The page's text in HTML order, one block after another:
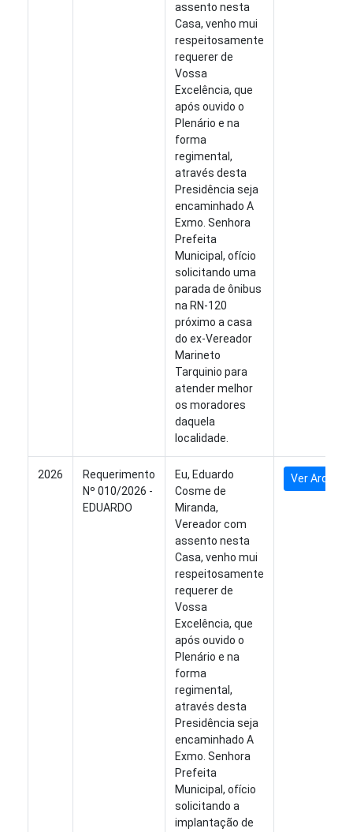
assento nesta
Casa, venho mui
respeitosamente
requerer de
Vossa
Excelência, que
após ouvido o
Plenário e na
forma
regimental,
através desta
Presidência seja
encaminhado A
Exmo. Senhora
Prefeita
Municipal, ofício
solicitando uma
parada de ônibus
na RN-120
próximo a casa
do ex-Vereador
Marineto
Tarquinio para
atender melhor
os moradores
daquela
localidade.
2026
Requerimento
Nº 010/2026 -
EDUARDO
Eu, Eduardo
Cosme de
Miranda,
Vereador com
assento nesta
Casa, venho mui
respeitosamente
requerer de
Vossa
Excelência, que
após ouvido o
Plenário e na
forma
regimental,
através desta
Presidência seja
encaminhado A
Exmo. Senhora
Prefeita
Municipal, ofício
solicitando a
implantação de
Ver Arquivo